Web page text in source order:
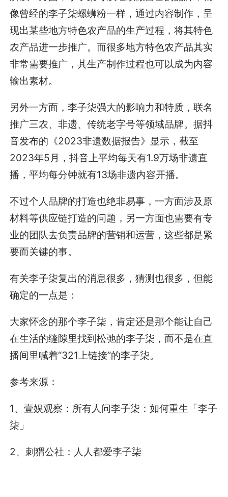
像曾经的李子柒螺蛳粉一样，通过内容制作，呈
现出某些地方特色农产品的生产过程，将其特色
农产品进一步推广。而很多地方特色农产品其实
非常需要推广，其生产制作过程也可以成为内容
输出素材。
另外一方面，李子柒强大的影响力和特质，联名
推广三农、非遗、传统老字号等领域品牌。据抖
音发布的《2023非遗数据报告》显示，截至
2023年5月，抖音上平均每天有1.9万场非遗直
播，平均每分钟就有13场非遗内容开播。
不过个人品牌的打造也绝非易事，一方面涉及原
材料等供应链打造的问题，另一方面也需要有专
业的团队去负责品牌的营销和运营，这些都是紧
要而关键的事。
有关李子柒复出的消息很多，猜测也很多，但能
确定的一点是：
大家怀念的那个李子柒，肯定还是那个能让自己
在生活的缝隙里找到松弛的李子柒，而不是在直
播间里喊着“321上链接”的李子柒。
参考来源：
1、壹娱观察：所有人问李子柒：如何重生「李子
柒」
2、刺猬公社：人人都爱李子柒